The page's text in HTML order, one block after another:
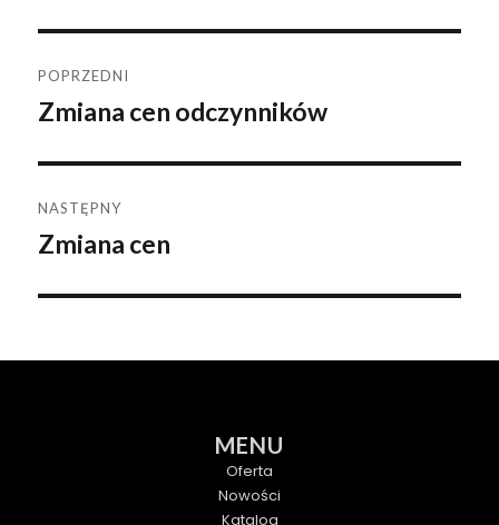
Nawigacja
wpisu
POPRZEDNI
Poprzedni
Zmiana cen odczynników
NASTĘPNY
Następny
Zmiana cen
MENU
Oferta
Nowości
Katalog